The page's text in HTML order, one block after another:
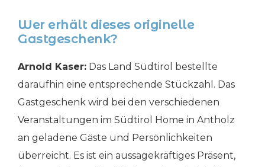
Wer erhält dieses originelle
Gastgeschenk?
Arnold Kaser: Das Land Südtirol bestellte
daraufhin eine entsprechende Stückzahl. Das
Gastgeschenk wird bei den verschiedenen
Veranstaltungen im Südtirol Home in Antholz
an geladene Gäste und Persönlichkeiten
überreicht. Es ist ein aussagekräftiges Präsent,